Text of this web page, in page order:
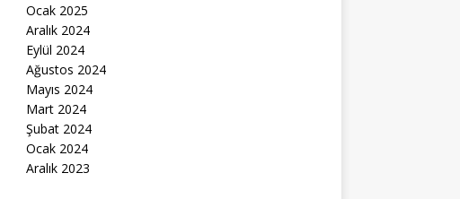
Ocak 2025
Aralık 2024
Eylül 2024
Ağustos 2024
Mayıs 2024
Mart 2024
Şubat 2024
Ocak 2024
Aralık 2023